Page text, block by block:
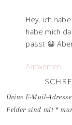
Hey, ich
habe mich
passt 😀
Antworten
Deine E-Mail-
Felder sind mit *